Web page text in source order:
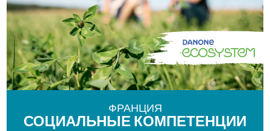
ФЕРМЕРЫ
ПЕРЕДОВЫЕ ПРАКТИКИ
ИНСТРУМЕНТЫ
LOGIN
РУССКИЙ ROMÂNĂ PORTUGUÊS
ФРАНЦИЯ
СОЦИАЛЬНЫЕ КОМПЕТЕНЦИИ